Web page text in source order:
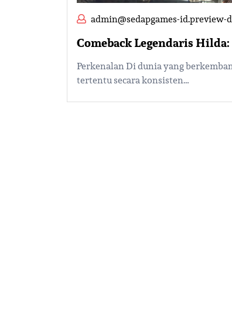
admin@sedapgames-id.preview-
Comeback Legendaris
Perkenalan Di dunia yang
tertentu secara konsisten…